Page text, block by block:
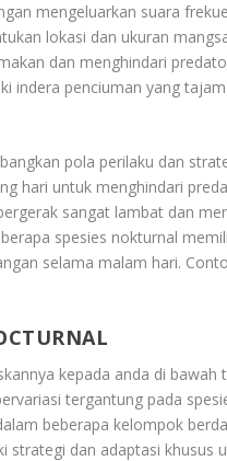
mengeluarkan suara
lokasi dan ukuran
dan menghindari
indera penciuman yang
pola perilaku dan
hari untuk menghindari
sangat lambat dan
spesies nokturnal
selama malam hari.
kepada anda di
tergantung pada
beberapa kelompok
strategi dan adaptasi khusus